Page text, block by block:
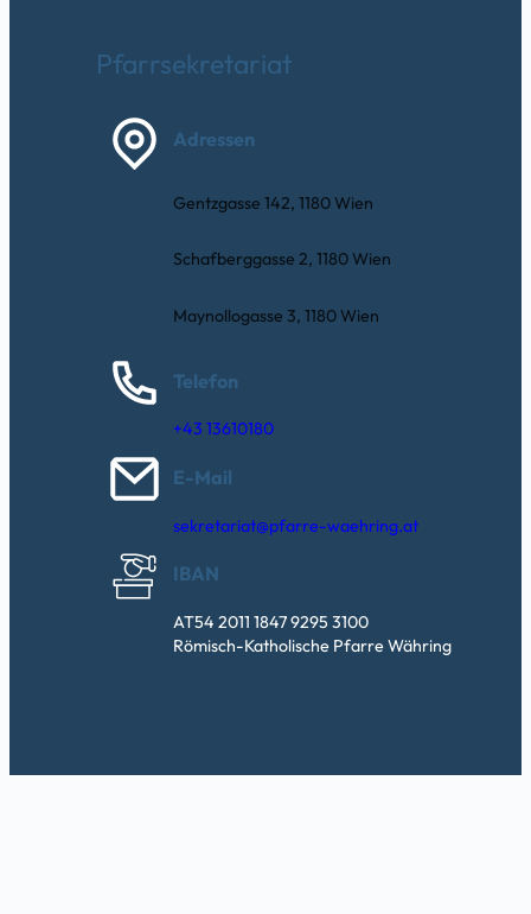
Pfarrsekretariat
Adressen
Gentzgasse 142, 1180 Wien
Schafberggasse 2, 1180 Wien
Maynollogasse 3, 1180 Wien
Telefon
+43 13610180
E-Mail
sekretariat@pfarre-waehring.at
IBAN
AT54 2011 1847 9295 3100
Römisch-Katholische Pfarre Währing